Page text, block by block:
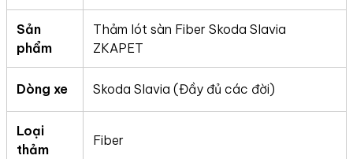
Sản
phẩm
Thảm lót sàn Fiber Skoda Slavia
ZKAPET
Dòng xe Skoda Slavia (Đầy đủ các đời)
Loại
thảm
Fiber